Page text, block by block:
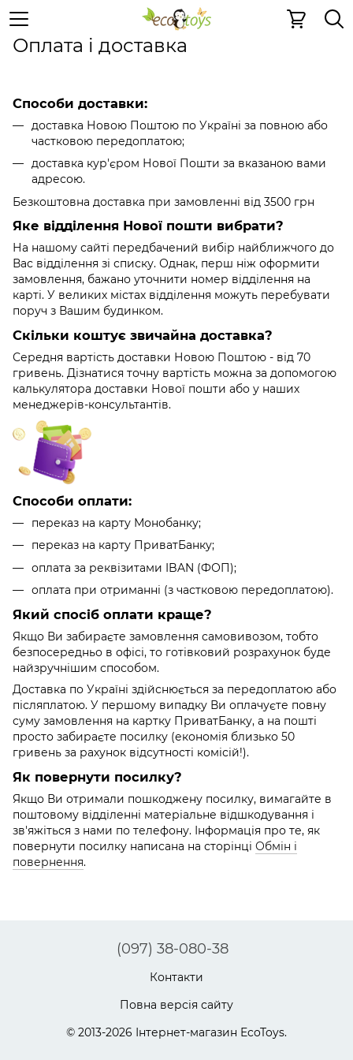
Оплата і доставка
Способи доставки:
доставка Новою Поштою по Україні за повною або
частковою передоплатою;
доставка кур'єром Нової Пошти за вказаною вами
адресою.
Безкоштовна доставка при замовленні від 3500 грн
Яке відділення Нової пошти вибрати?
На нашому сайті передбачений вибір найближчого до
Вас відділення зі списку. Однак, перш ніж оформити
замовлення, бажано уточнити номер відділення на
карті. У великих містах відділення можуть перебувати
поруч з Вашим будинком.
Скільки коштує звичайна доставка?
Середня вартість доставки Новою Поштою - від 70
гривень. Дізнатися точну вартість можна за допомогою
калькулятора доставки Нової пошти або у наших
менеджерів-консультантів.
Способи оплати:
переказ на карту Монобанку;
переказ на карту ПриватБанку;
оплата за реквізитами IBAN (ФОП);
оплата при отриманні (з частковою передоплатою).
Який спосіб оплати краще?
Якщо Ви забираєте замовлення самовивозом, тобто
безпосередньо в офісі, то готівковий розрахунок буде
найзручнішим способом.
Доставка по Україні здійснюється за передоплатою або
післяплатою. У першому випадку Ви оплачуєте повну
суму замовлення на картку ПриватБанку, а на пошті
просто забираєте посилку (економія близько 50
гривень за рахунок відсутності комісій!).
Як повернути посилку?
Якщо Ви отримали пошкоджену посилку, вимагайте в
поштовому відділенні матеріальне відшкодування і
зв'яжіться з нами по телефону. Інформація про те, як
повернути посилку написана на сторінці Обмін і
повернення.
(097) 38-080-38
Контакти
Повна версія сайту
© 2013-2026 Інтернет-магазин EcoToys.